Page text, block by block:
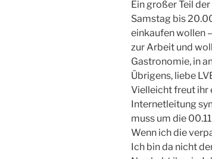
Ein großer Teil
Samstag bis
einkaufen wollen
zur Arbeit und
Gastronomie, in
Übrigens, liebe
Vielleicht freut ihr
Internetleitung
muss um die
Wenn ich die
Ich bin da nicht